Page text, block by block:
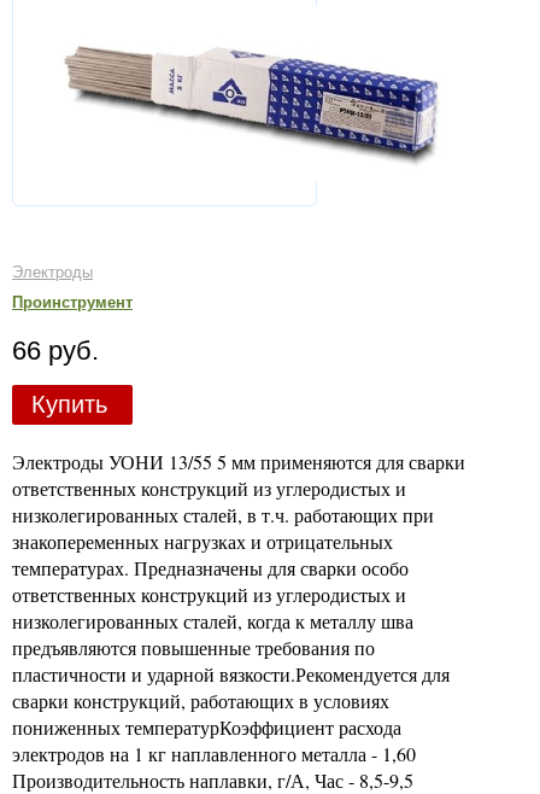
Электроды
Проинструмент
66 руб.
Купить
Электроды УОНИ 13/55 5 мм применяются для сварки
ответственных конструкций из углеродистых и
низколегированных сталей, в т.ч. работающих при
знакопеременных нагрузках и отрицательных
температурах. Предназначены для сварки особо
ответственных конструкций из углеродистых и
низколегированных сталей, когда к металлу шва
предъявляются повышенные требования по
пластичности и ударной вязкости.Рекомендуется для
сварки конструкций, работающих в условиях
пониженных температурКоэффициент расхода
электродов на 1 кг наплавленного металла - 1,60
Производительность наплавки, г/А, Час - 8,5-9,5